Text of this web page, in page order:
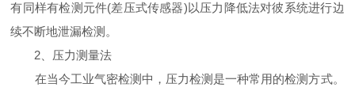
有同样有检测元件(差压式传感器)以压力降低法对彼系统进行边
续不断地泄漏检测。
2、压力测量法
在当今工业气密检测中，压力检测是一种常用的检测方式。